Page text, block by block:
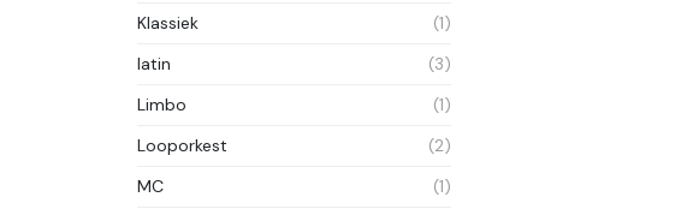
Klassiek
(1)
latin
(3)
Limbo
(1)
Looporkest
(2)
MC
(1)